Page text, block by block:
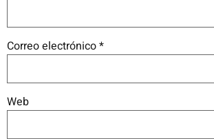
Correo electrónico*
Web